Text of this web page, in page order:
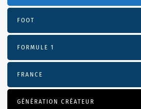
FOOT
FORMULE 1
FRANCE
GÉNÉRATION CRÉATEUR